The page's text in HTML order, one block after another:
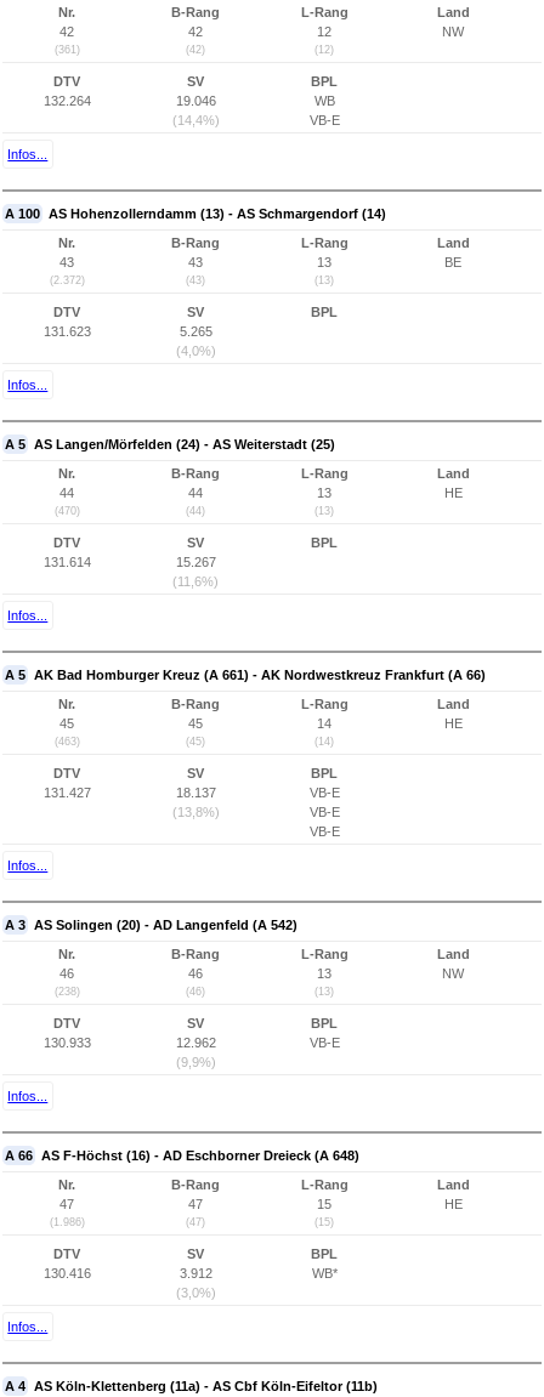
Nr.
42
(361)
B-Rang
42
(42)
L-Rang
12
(12)
Land
NW
DTV
132.264
SV
19.046
(14,4%)
BPL
WB
VB-E
Infos...
A 100 AS Hohenzollerndamm (13) - AS Schmargendorf (14)
Nr.
43
(2.372)
B-Rang
43
(43)
L-Rang
13
(13)
Land
BE
DTV
131.623
SV
5.265
(4,0%)
BPL
Infos...
A 5 AS Langen/Mörfelden (24) - AS Weiterstadt (25)
Nr.
44
(470)
B-Rang
44
(44)
L-Rang
13
(13)
Land
HE
DTV
131.614
SV
15.267
(11,6%)
BPL
Infos...
A 5 AK Bad Homburger Kreuz (A 661) - AK Nordwestkreuz Frankfurt (A 66)
Nr.
45
(463)
B-Rang
45
(45)
L-Rang
14
(14)
Land
HE
DTV
131.427
SV
18.137
(13,8%)
BPL
VB-E
VB-E
VB-E
Infos...
A 3 AS Solingen (20) - AD Langenfeld (A 542)
Nr.
46
(238)
B-Rang
46
(46)
L-Rang
13
(13)
Land
NW
DTV
130.933
SV
12.962
(9,9%)
BPL
VB-E
Infos...
A 66 AS F-Höchst (16) - AD Eschborner Dreieck (A 648)
Nr.
47
(1.986)
B-Rang
47
(47)
L-Rang
15
(15)
Land
HE
DTV
130.416
SV
3.912
(3,0%)
BPL
WB*
Infos...
A 4 AS Köln-Klettenberg (11a) - AS Cbf Köln-Eifeltor (11b)